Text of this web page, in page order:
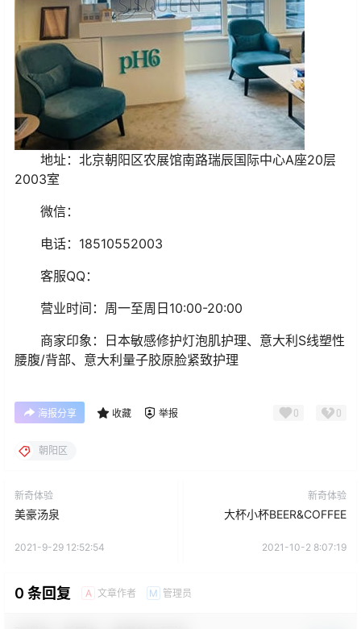
地址：北京朝阳区农展馆南路瑞辰国际中心A座20层
2003室
微信：
电话：18510552003
客服QQ：
营业时间：周一至周日10:00-20:00
商家印象：日本敏感修护灯泡肌护理、意大利S线塑性
腰腹/背部、意大利量子胶原脸紧致护理
海报分享 收藏 举报 0 0
朝阳区
新奇体验
美豪汤泉
2021-9-29 12:52:54
新奇体验
大杯小杯BEER&COFFEE
2021-10-2 8:07:19
0 条回复 A 文章作者 M 管理员